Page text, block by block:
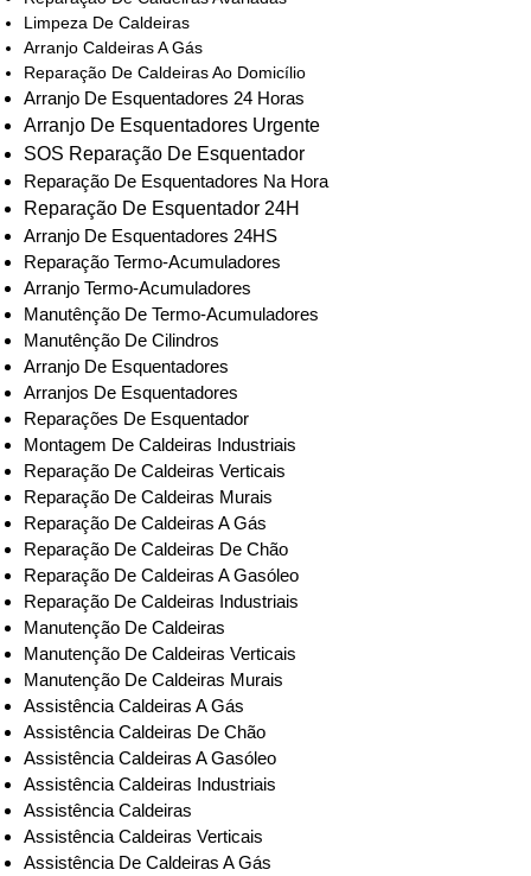
Limpeza De Caldeiras
Arranjo Caldeiras A Gás
Reparação De Caldeiras Ao Domicílio
Arranjo De Esquentadores 24 Horas
Arranjo De Esquentadores Urgente
SOS Reparação De Esquentador
Reparação De Esquentadores Na Hora
Reparação De Esquentador 24H
Arranjo De Esquentadores 24HS
Reparação Termo-Acumuladores
Arranjo Termo-Acumuladores
Manutênção De Termo-Acumuladores
Manutênção De Cilindros
Arranjo De Esquentadores
Arranjos De Esquentadores
Reparações De Esquentador
Montagem De Caldeiras Industriais
Reparação De Caldeiras Verticais
Reparação De Caldeiras Murais
Reparação De Caldeiras A Gás
Reparação De Caldeiras De Chão
Reparação De Caldeiras A Gasóleo
Reparação De Caldeiras Industriais
Manutenção De Caldeiras
Manutenção De Caldeiras Verticais
Manutenção De Caldeiras Murais
Assistência Caldeiras A Gás
Assistência Caldeiras De Chão
Assistência Caldeiras A Gasóleo
Assistência Caldeiras Industriais
Assistência Caldeiras
Assistência Caldeiras Verticais
Assistência De Caldeiras A Gás